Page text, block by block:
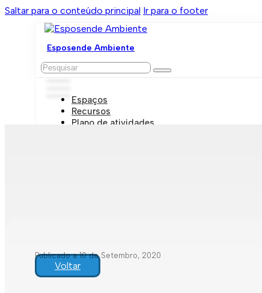
Saltar para o conteúdo principal Ir para o footer
Esposende Ambiente
Pesquisar
Espaços
Recursos
Plano de atividades
Publicado a 10 de Setembro, 2020
Voltar